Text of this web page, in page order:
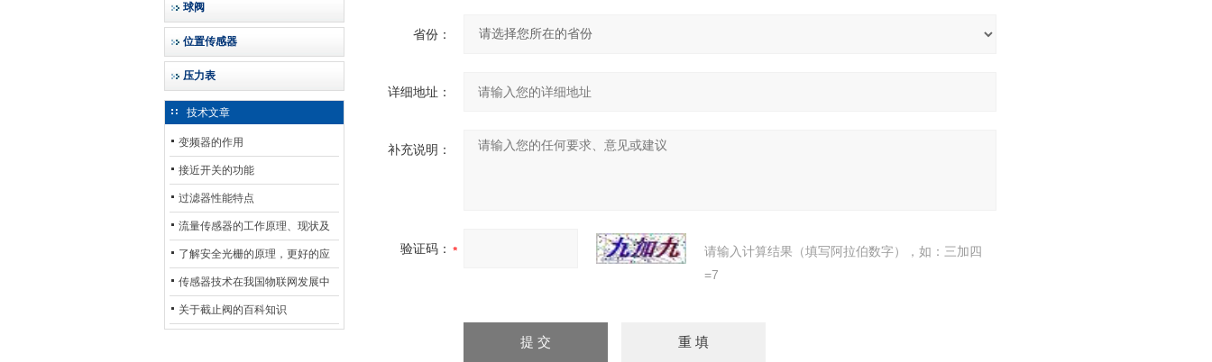
球阀
位置传感器
压力表
技术文章
变频器的作用
接近开关的功能
过滤器性能特点
流量传感器的工作原理、现状及
其发展前景
了解安全光栅的原理，更好的应
用安全光栅
传感器技术在我国物联网发展中
的地位*
关于截止阀的百科知识
省份：
详细地址：
补充说明：
验证码：
请输入计算结果（填写阿拉伯数字），如：三加四
=7